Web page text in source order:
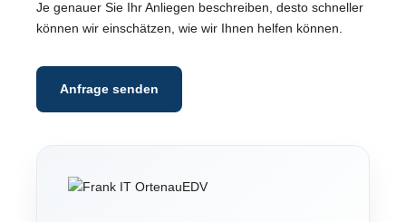
Je genauer Sie Ihr Anliegen beschreiben, desto schneller
können wir einschätzen, wie wir Ihnen helfen können.
Anfrage senden